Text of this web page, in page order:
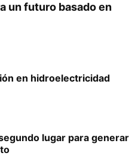
un futuro basado en
en hidroelectricidad
lugar para generar